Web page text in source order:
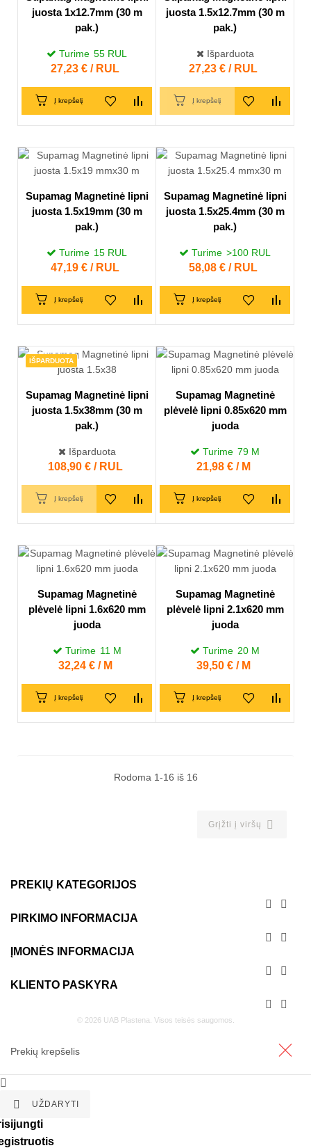
juosta 1x12.7mm (30 m
pak.)
Turime 55 RUL
Kaina
27,23 € / RUL
Į krepšelį
juosta 1.5x12.7mm (30 m
pak.)
Išparduota
Kaina
27,23 € / RUL
Į krepšelį
Supamag Magnetinė lipni
juosta 1.5x19mm (30 m
pak.)
Turime 15 RUL
Kaina
47,19 € / RUL
Į krepšelį
Supamag Magnetinė lipni
juosta 1.5x25.4mm (30 m
pak.)
Turime >100 RUL
Kaina
58,08 € / RUL
Į krepšelį
IŠPARDUOTA
Supamag Magnetinė lipni
juosta 1.5x38mm (30 m
pak.)
Išparduota
Kaina
108,90 € / RUL
Į krepšelį
Supamag Magnetinė
plėvelė lipni 0.85x620 mm
juoda
Turime 79 M
Kaina
21,98 € / M
Į krepšelį
Supamag Magnetinė
plėvelė lipni 1.6x620 mm
juoda
Turime 11 M
Kaina
32,24 € / M
Į krepšelį
Supamag Magnetinė
plėvelė lipni 2.1x620 mm
juoda
Turime 20 M
Kaina
39,50 € / M
Į krepšelį
Rodoma 1-16 iš 16
Grįžti į viršų 
PREKIŲ KATEGORIJOS


PIRKIMO INFORMACIJA


ĮMONĖS INFORMACIJA


KLIENTO PASKYRA


© 2026 UAB Plastena. Visos teisės saugomos.
Prekių krepšelis


UŽDARYTI